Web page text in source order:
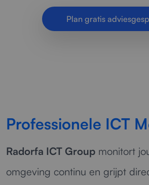
Plan gratis
Professionele ICT
Radorfa ICT Group monitort
omgeving continu en grijpt